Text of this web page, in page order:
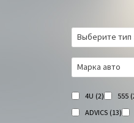
Выберите тип
Марка авто
4U (2) 555
ADVICS (13)